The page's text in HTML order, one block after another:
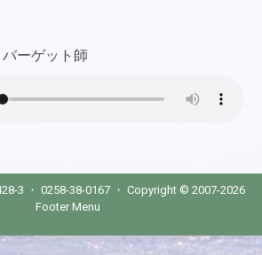
バーゲット師
3 ・ 0258-38-0167 ・ Copyright © 2007-2026
Footer Menu